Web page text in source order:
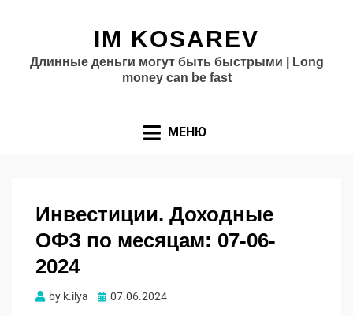
IM KOSAREV
Длинные деньги могут быть быстрыми | Long
money can be fast
МЕНЮ
Инвестиции. Доходные
ОФЗ по месяцам: 07-06-
2024
by k.ilya Опубликовано
07.06.2024